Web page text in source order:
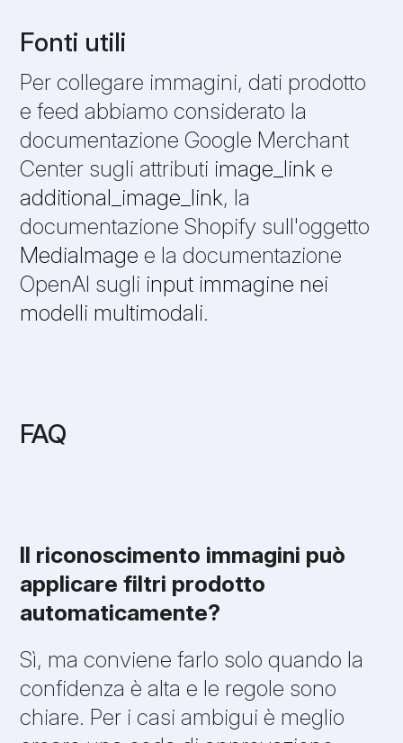
Fonti utili
Per collegare immagini, dati prodotto
e feed abbiamo considerato la
documentazione Google Merchant
Center sugli attributi image_link e
additional_image_link, la
documentazione Shopify sull'oggetto
MediaImage e la documentazione
OpenAI sugli input immagine nei
modelli multimodali.
FAQ
Il riconoscimento immagini può
applicare filtri prodotto
automaticamente?
Sì, ma conviene farlo solo quando la
confidenza è alta e le regole sono
chiare. Per i casi ambigui è meglio